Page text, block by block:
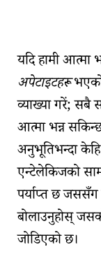
यदि हामीआत्मा
अपेटाइटहरू
व्याख्या गरें; सबै
आत्मा भन्न
अनुभूतिभन्दा
एन्टेलेकिजको
पर्याप्त छ जससँग
बोलाउनुहोस्
जोडिएको छ।